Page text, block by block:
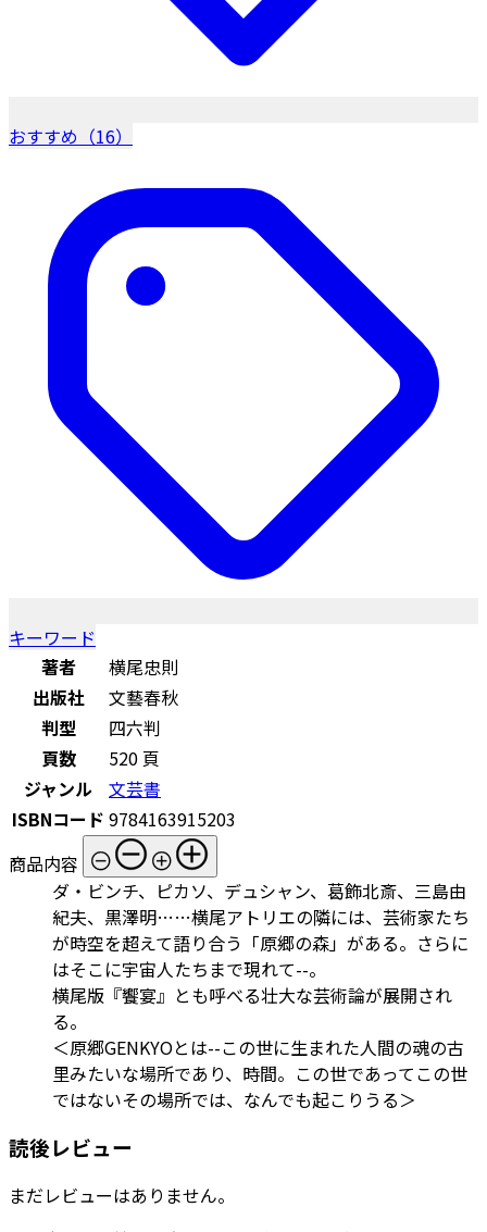
おすすめ（16）
キーワード
著者
横尾忠則
出版社
文藝春秋
判型
四六判
頁数
520 頁
ジャンル
文芸書
ISBNコード 9784163915203
商品内容
ダ・ビンチ、ピカソ、デュシャン、葛飾北斎、三島由
紀夫、黒澤明……横尾アトリエの隣には、芸術家たち
が時空を超えて語り合う「原郷の森」がある。さらに
はそこに宇宙人たちまで現れて--。
横尾版『饗宴』とも呼べる壮大な芸術論が展開され
る。
＜原郷GENKYOとは--この世に生まれた人間の魂の古
里みたいな場所であり、時間。この世であってこの世
ではないその場所では、なんでも起こりうる＞
読後レビュー
まだレビューはありません。